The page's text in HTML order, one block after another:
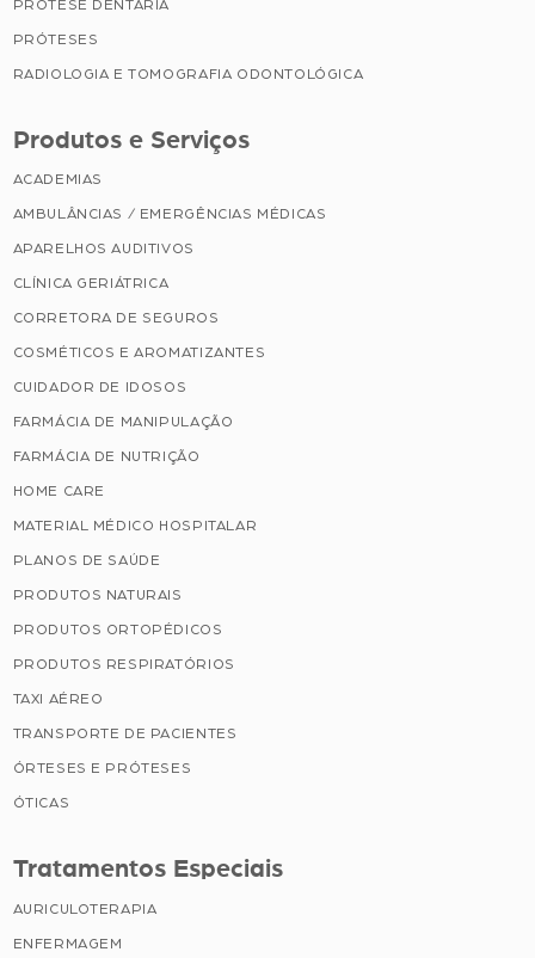
PRÓTESE DENTÁRIA
PRÓTESES
RADIOLOGIA E TOMOGRAFIA ODONTOLÓGICA
Produtos e Serviços
ACADEMIAS
AMBULÂNCIAS / EMERGÊNCIAS MÉDICAS
APARELHOS AUDITIVOS
CLÍNICA GERIÁTRICA
CORRETORA DE SEGUROS
COSMÉTICOS E AROMATIZANTES
CUIDADOR DE IDOSOS
FARMÁCIA DE MANIPULAÇÃO
FARMÁCIA DE NUTRIÇÃO
HOME CARE
MATERIAL MÉDICO HOSPITALAR
PLANOS DE SAÚDE
PRODUTOS NATURAIS
PRODUTOS ORTOPÉDICOS
PRODUTOS RESPIRATÓRIOS
TAXI AÉREO
TRANSPORTE DE PACIENTES
ÓRTESES E PRÓTESES
ÓTICAS
Tratamentos Especiais
AURICULOTERAPIA
ENFERMAGEM